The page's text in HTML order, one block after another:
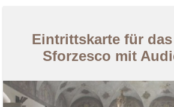
Eintrittskarte für
Sforzesco mit